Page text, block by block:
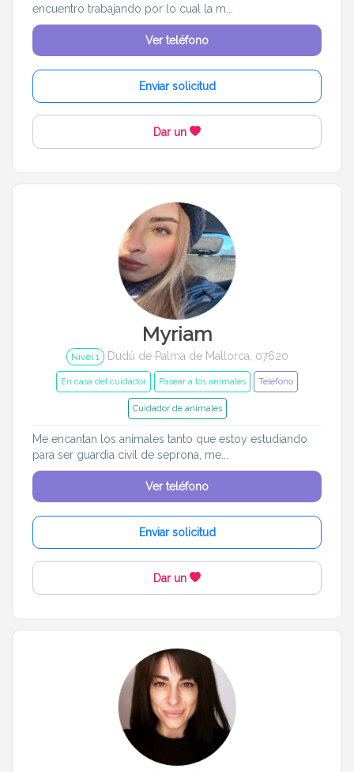
encuentro trabajando por lo cual la m...
Ver teléfono
Enviar solicitud
Dar un
Myriam
Nivel 1 Dudú de Palma de Mallorca, 07620
En casa del cuidador Pasear a los animales Teléfono
Cuidador de animales
Me encantan los animales tanto que estoy estudiando
para ser guardia civil de seprona, me...
Ver teléfono
Enviar solicitud
Dar un